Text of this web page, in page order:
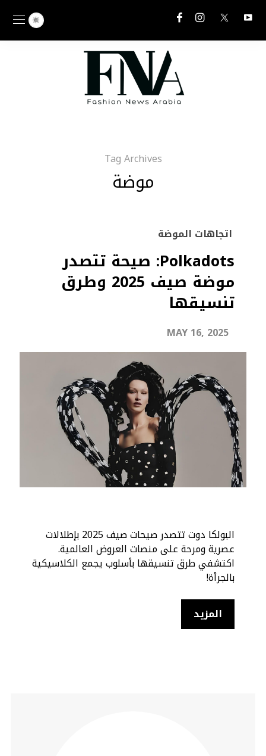
Tag Archives
موضة
اتجاهات الموضة
Polkadots: صيحة تتصدر
موضة صيف 2025 وطرق
تنسيقها
MAY 16, 2025
البولكا دوت تتصدر صيحات صيف 2025 بإطلالات
عصرية ومرحة على منصات العروض العالمية.
اكتشفي طرق تنسيقها بأسلوب يجمع الكلاسيكية
بالجرأة!
المزيد